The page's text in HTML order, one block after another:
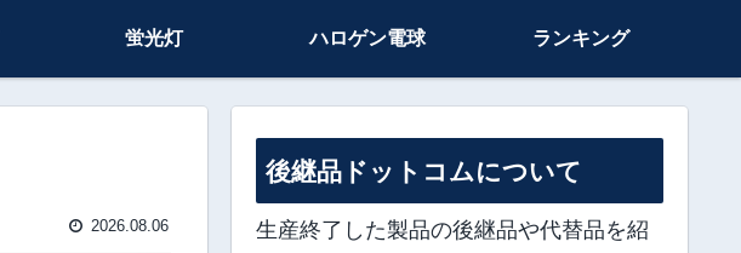
蛍光灯 ハロゲン電球 ランキング
2026.08.06
後継品ドットコムについて
生産終了した製品の後継品や代替品を紹